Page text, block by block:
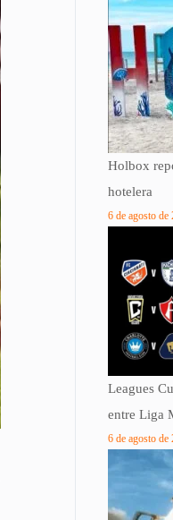
Holbox
hotelera
6 de agosto de
Leagues
entre Liga
6 de agosto de